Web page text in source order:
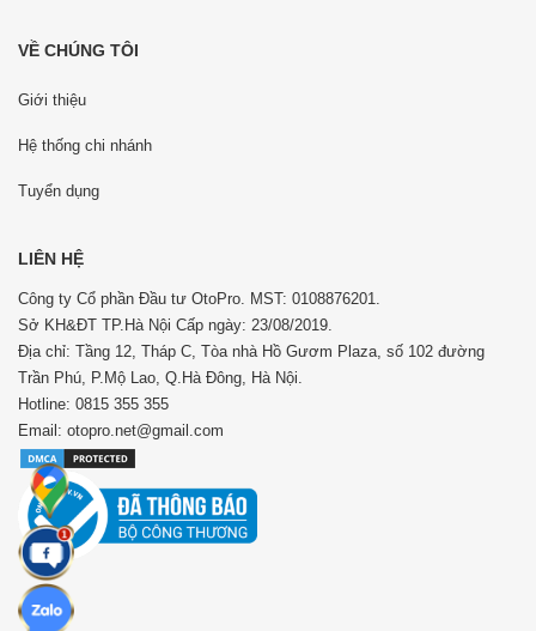
VỀ CHÚNG TÔI
Giới thiệu
Hệ thống chi nhánh
Tuyển dụng
LIÊN HỆ
Công ty Cổ phần Đầu tư OtoPro. MST: 0108876201.
Sở KH&ĐT TP.Hà Nội Cấp ngày: 23/08/2019.
Địa chỉ: Tầng 12, Tháp C, Tòa nhà Hồ Gươm Plaza, số 102 đường
Trần Phú, P.Mộ Lao, Q.Hà Đông, Hà Nội.
Hotline: 0815 355 355
Email: otopro.net@gmail.com